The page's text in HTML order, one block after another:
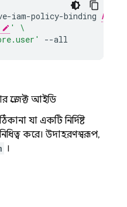
iam-policy-binding
'
\
প্রজেক্ট আইডি
যা একটি নির্দিষ্ট
করে। উদাহরণস্বরূপ,
।